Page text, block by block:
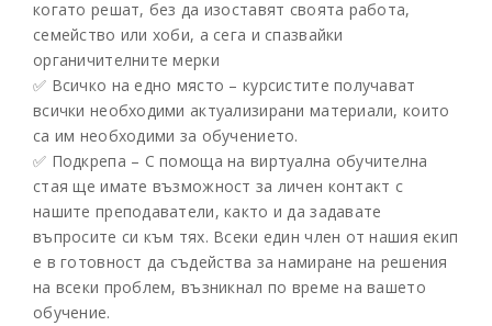
когато решат, без да изоставят своята работа,
семейство или хоби, а сега и спазвайки
органичителните мерки
✅ Всичко на едно място – курсистите получават
всички необходими актуализирани материали, които
са им необходими за обучението.
✅ Подкрепа – С помоща на виртуална обучителна
стая ще имате възможност за личен контакт с
нашите преподаватели, както и да задавате
въпросите си към тях. Всеки един член от нашия екип
е в готовност да съдейства за намиране на решения
на всеки проблем, възникнал по време на вашето
обучение.